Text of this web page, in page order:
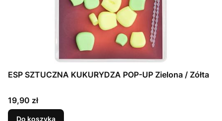
ESP SZTUCZNA KUKURYDZA POP-UP Zielona / Zółta
Cena
19,90 zł
Do koszyka